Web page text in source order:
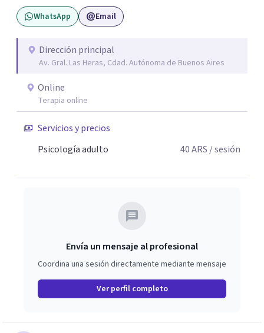
la mejor manera posible.
WhatsApp Email
Dirección principal
Av. Gral. Las Heras, Cdad. Autónoma de Buenos Aires
Online
Terapia online
Servicios y precios
Psicología adulto
40ARS / sesión
Envía un mensaje al profesional
Coordina una sesión directamente mediante mensaje
Ver perfil completo